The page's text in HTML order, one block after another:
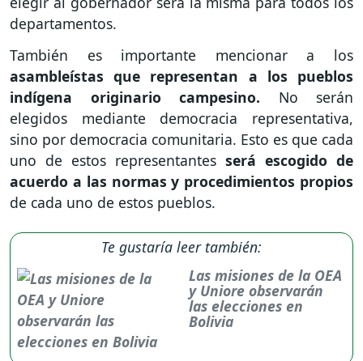
departamentos.
También es importante mencionar a los
asambleístas que representan a los pueblos
indígena originario campesino. No serán
elegidos mediante democracia representativa,
sino por democracia comunitaria. Esto es que cada
uno de estos representantes será escogido de
acuerdo a las normas y procedimientos propios
de cada uno de estos pueblos.
Te gustaría leer también:
Las misiones de la OEA
y Uniore observarán
las elecciones en
Bolivia